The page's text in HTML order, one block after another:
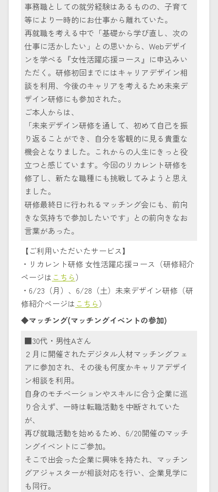
事務職としての就労経験はあるものの、子育て
等により一時的にお仕事から離れていた。
再就職を考える中で「基礎から学び直し、次の
仕事に活かしたい」との思いから、Webデザイ
ンを学べる『女性活躍応援コース』に申込みい
ただく。研修初回までにはキャリアデザイン相
談を利用、今後のキャリアを考えるため未来デ
ザイン研修にも参加された。
ご本人からは、
「未来デザイン研修を通して、初めて自己を振
り返ることができ、自分を客観的に見る貴重な
機会となりました。これからの人生にきっと役
立つと感じています。今回のリカレント研修を
修了し、新たな職種にも挑戦してみようと思え
ました。
研修最終日に行われるマッチング会にも、前向
きな気持ちで参加したいです」との前向きなお
言葉があった。
【ご利用いただいたサービス】
・リカレント研修 女性活躍応援コース（研修紹介
ページは こちら）
・6/23（月）、6/28（土）未来デザイン研修（研
修紹介ページは こちら）
◆マッチング(マッチングイベントの参加)
■30代・男性Aさん
２月に開催されたデジタル人材マッチングフェ
アに参加され、その後も何度かキャリアデザイ
ン相談を利用。
自身のモチベーションやスキルに合う企業に巡
り合えず、一時は転職活動を中断されていた
が、
再び就職活動を始めるため、6/20開催のマッチ
ングイベントにご参加。
そこで出会った企業に興味を持たれ、マッチン
グアジャスターが相談対応を行い、企業見学に
も同行。